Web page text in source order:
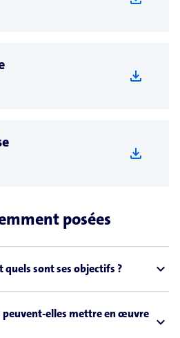
download
download
posées
quels sont ses objectifs ? expand_less
peuvent-elles mettre en œuvre expand_less